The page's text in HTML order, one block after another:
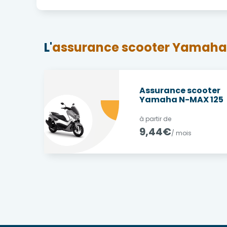
L'assurance scooter
Assurance scooter
Yamaha N-MAX 125
à partir de
9,44€/ mois